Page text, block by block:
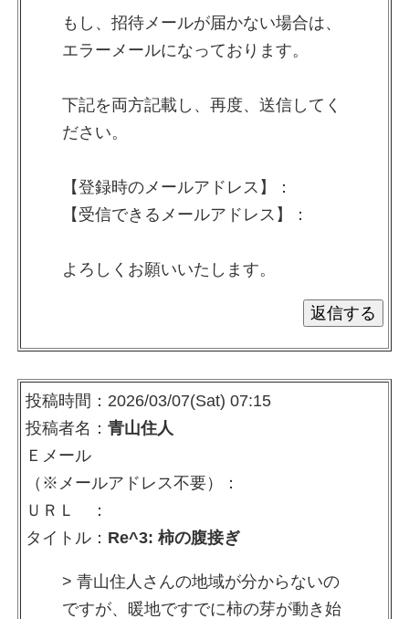
もし、招待メールが届かない場合は、
エラーメールになっております。
下記を両方記載し、再度、送信してく
ださい。
【登録時のメールアドレス】：
【受信できるメールアドレス】：
よろしくお願いいたします。
投稿時間：2026/03/07(Sat) 07:15
投稿者名： 青山住人
Ｅメール
（※メールアドレス不要）：
ＵＲＬ ：
タイトル： Re^3: 柿の腹接ぎ
> 青山住人さんの地域が分からないの
ですが、暖地ですでに柿の芽が動き始